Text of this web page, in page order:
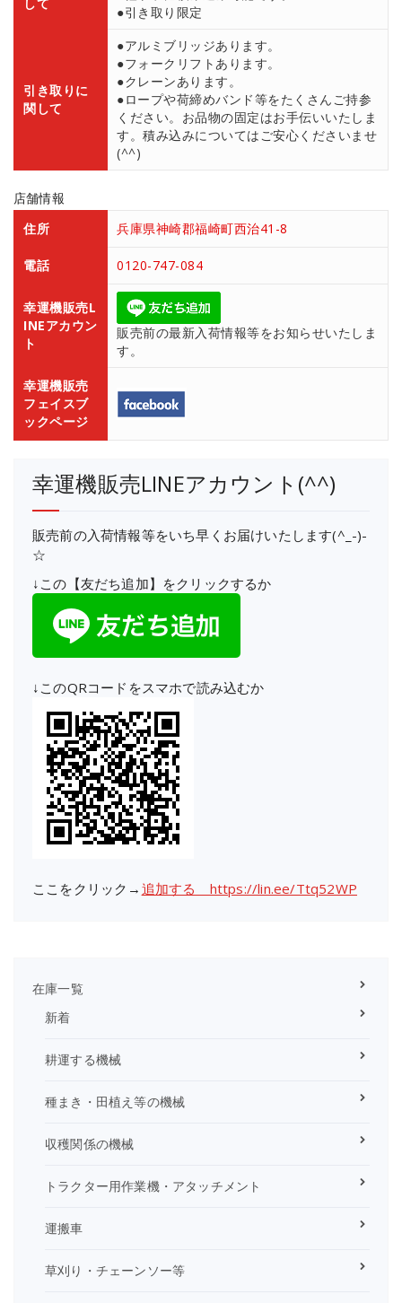
●引き取り限定
引き取りに
関して
●アルミブリッジあります。
●フォークリフトあります。
●クレーンあります。
●ロープや荷締めバンド等をたくさんご持参
ください。お品物の固定はお手伝いいたしま
す。積み込みについてはご安心くださいませ
(^^)
店舗情報
住所
兵庫県神崎郡福崎町西治41-8
電話 0120-747-084
幸運機販売L
INEアカウン
ト
販売前の最新入荷情報等をお知らせいたしま
す。
幸運機販売
フェイスブ
ックページ
幸運機販売LINEアカウント(^^)
販売前の入荷情報等をいち早くお届けいたします(^_-)-
☆
↓この【友だち追加】をクリックするか
↓このQRコードをスマホで読み込むか
ここをクリック→ 追加する https://lin.ee/Ttq52WP
在庫一覧
新着
耕運する機械
種まき・田植え等の機械
収穫関係の機械
トラクター用作業機・アタッチメント
運搬車
草刈り・チェーンソー等